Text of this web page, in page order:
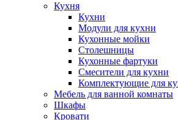
Кухня
Кухни
Модули для кухни
Кухонные мойки
Столешницы
Кухонные фартуки
Смесители для кухни
Комплектующие для
Мебель для ванной комнаты
Шкафы
Кровати